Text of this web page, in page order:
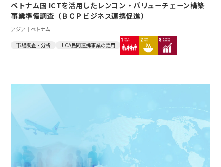
ベトナム国 ICTを活用したレンコン・バリューチェーン構築
事業準備調査（ＢＯＰビジネス連携促進）
アジア｜ベトナム
市場調査・分析 JICA民間連携事業の活用